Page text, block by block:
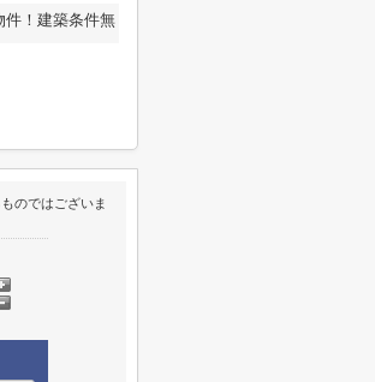
件！建築条件無
のではございま